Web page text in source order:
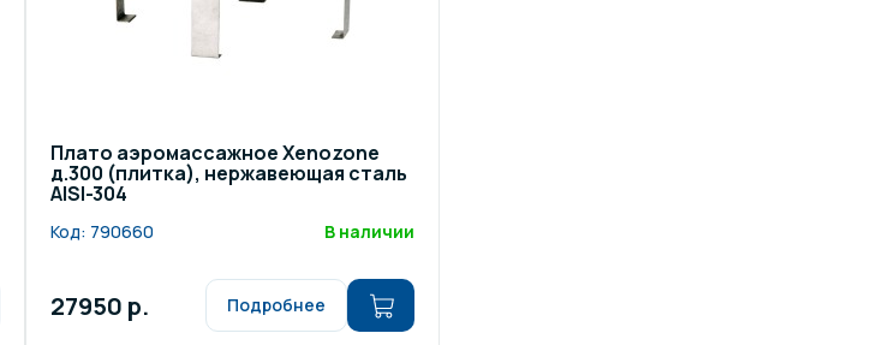
Плато аэромассажное Xenozone
д.300 (плитка), нержавеющая сталь
AISI-304
Код: 790660 В наличии
27950 р. Подробнее